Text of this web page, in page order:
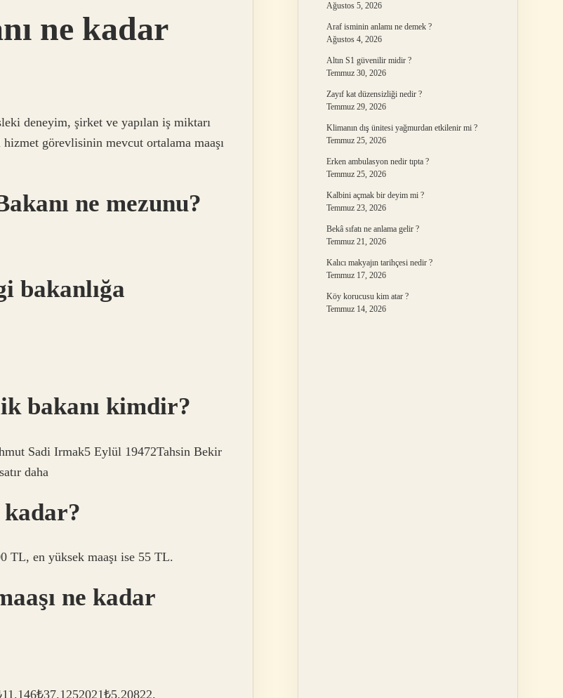
ne kadar
deneyim, şirket ve yapılan iş miktarı
görevlisinin mevcut ortalama maaşı
ne mezunu?
bakanlığa
bakanı kimdir?
Sadi Irmak5 Eylül 19472Tahsin Bekir
daha
kadar?
TL, en yüksek maaşı ise 55 TL.
ne kadar
Ağustos 5, 2026
Araf isminin anlamı ne demek ?
Ağustos 4, 2026
Altın S1 güvenilir midir ?
Temmuz 30, 2026
Zayıf kat düzensizliği nedir ?
Temmuz 29, 2026
Klimanın dış ünitesi yağmurdan etkilenir mi ?
Temmuz 25, 2026
Erken ambulasyon nedir tıpta ?
Temmuz 25, 2026
Kalbini açmak bir deyim mi ?
Temmuz 23, 2026
Bekâ sıfatı ne anlama gelir ?
Temmuz 21, 2026
Kalıcı makyajın tarihçesi nedir ?
Temmuz 17, 2026
Köy korucusu kim atar ?
Temmuz 14, 2026